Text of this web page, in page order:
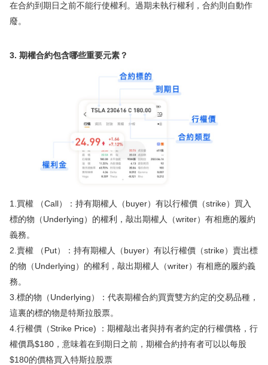
在合約到期日之前不能行使權利。過期未執行權利，合約則自動作
廢。
3. 期權合約包含哪些重要元素？
1.買權 （Call）：持有期權人（buyer）有以行權價（strike）買入
標的物（Underlying）的權利，敲出期權人（writer）有相應的履約
義務。
2.賣權 （Put）：持有期權人（buyer）有以行權價（strike）賣出標
的物（Underlying）的權利，敲出期權人（writer）有相應的履約義
務。
3.標的物（Underlying）：代表期權合約買賣雙方約定的交易品種，
這裏的標的物是特斯拉股票。
4.行權價（Strike Price) ：期權敲出者與持有者約定的行權價格，行
權價爲$180，意味着在到期日之前，期權合約持有者可以以每股
$180的價格買入特斯拉股票